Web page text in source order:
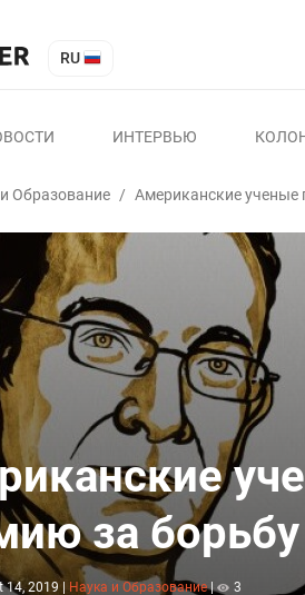
RU
ИНТЕРВЬЮ
Образование / Американские ученые
за
14, 2019 Наука и Образование | 3